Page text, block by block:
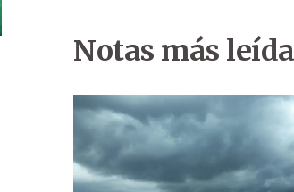
Notas más